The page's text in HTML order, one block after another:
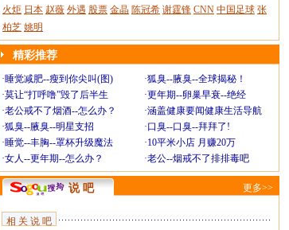
火炬 日本 赵薇 外遇 股票 金晶 陈冠希 谢霆锋 CNN 中国足球 张
柏芝 姚明
精彩推荐
·睡觉减肥--瘦到你尖叫(图) ·狐臭--腋臭--全球揭秘！
·莫让“打呼噜”毁了后半生 ·更年期--卵巢早衰--绝经
·老公戒不了烟酒--怎么办？ ·涵盖健康要闻健康生活导航
·狐臭--腋臭--明星支招 ·口臭--口臭--拜拜了!
·睡觉--丰胸--罩杯升级魔法 ·10平米小店 月赚20万
·女人--更年期--怎么办？ ·老公--烟戒不了排排毒吧
说 吧 更多>>
相 关 说 吧